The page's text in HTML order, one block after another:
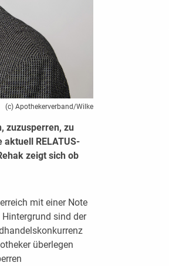
(c) Apothekerverband/Wilke
zuzusperren, zu
RELATUS-
zeigt sich ob
mit einer Note
sind der
überlegen